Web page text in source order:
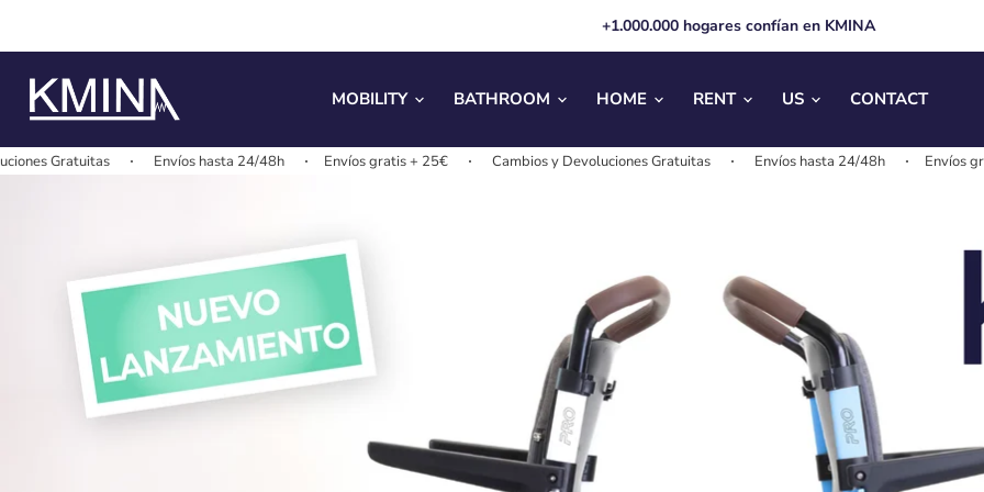
+1.000.000 hogares confían en KMINA
MOBILITY BATHROOM HOME RENT US CONTACT
Envíos hasta 24/48h Envíos gratis + 25€ Cambios y Devoluciones Gratuitas Envíos hasta 24/48h Envíos gratis + 25€